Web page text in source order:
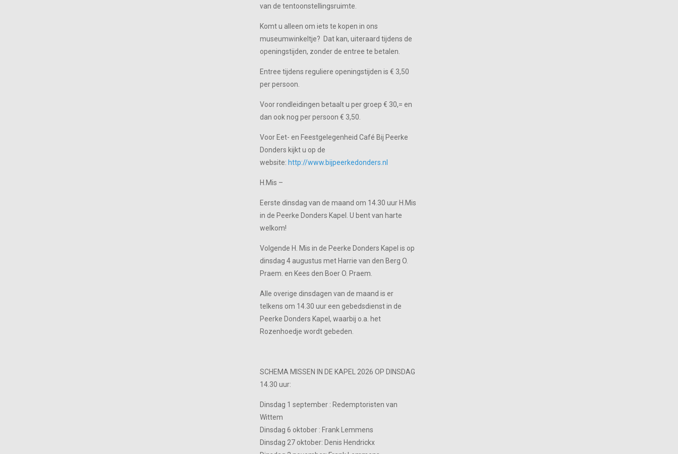
van de tentoonstellingsruimte.
Komt u alleen om iets te kopen in ons
museumwinkeltje? Dat kan, uiteraard tijdens de
openingstijden, zonder de entree te betalen.
Entree tijdens reguliere openingstijden is € 3,50
per persoon.
Voor rondleidingen betaalt u per groep € 30,= en
dan ook nog per persoon € 3,50.
Voor Eet- en Feestgelegenheid Café Bij Peerke
Donders kijkt u op de
website: http://www.bijpeerkedonders.nl
H.Mis –
Eerste dinsdag van de maand om 14.30 uur H.Mis
in de Peerke Donders Kapel. U bent van harte
welkom!
Volgende H. Mis in de Peerke Donders Kapel is op
dinsdag 4 augustus met Harrie van den Berg O.
Praem. en Kees den Boer O. Praem.
Alle overige dinsdagen van de maand is er
telkens om 14.30 uur een gebedsdienst in de
Peerke Donders Kapel, waarbij o.a. het
Rozenhoedje wordt gebeden.
SCHEMA MISSEN IN DE KAPEL 2026 OP DINSDAG
14.30 uur:
Dinsdag 1 september : Redemptoristen van
Wittem
Dinsdag 6 oktober : Frank Lemmens
Dinsdag 27 oktober: Denis Hendrickx